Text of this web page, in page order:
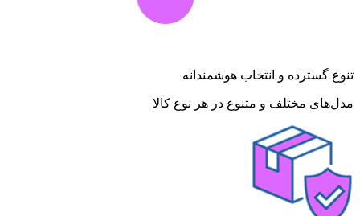
تنوع گسترده و انتخاب هوشمندانه
مدل‌های مختلف و متنوع در هر نوع کالا